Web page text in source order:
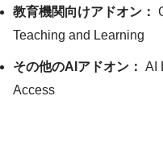
教育機関向けアドオン：
Teaching and Learning
その他のAIアドオン： AI
Access